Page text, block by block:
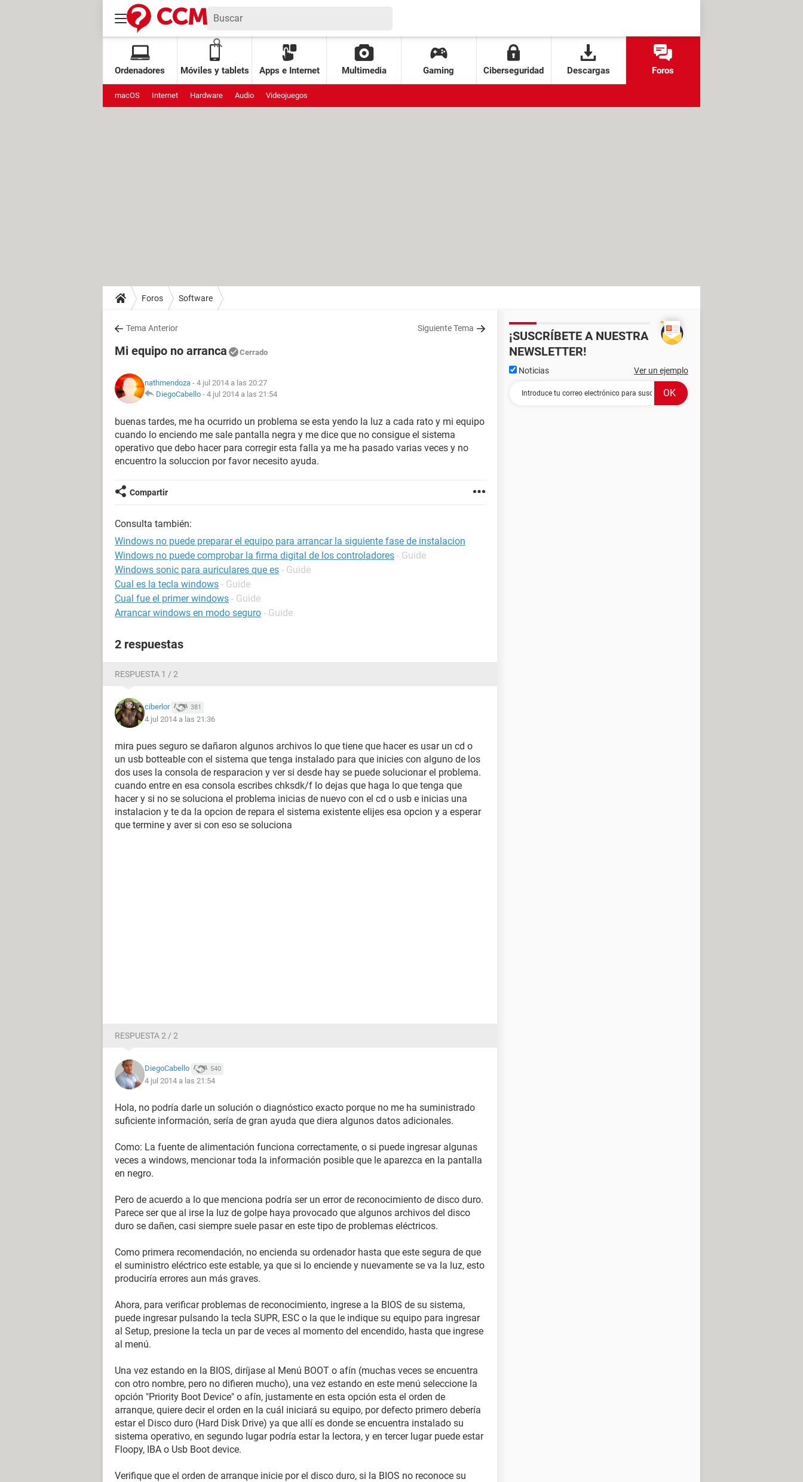
Ordenadores Móviles y tablets Apps e Internet Multimedia Gaming Ciberseguridad Descargas Foros
macOS Internet Hardware Audio Videojuegos
Foros Software
Tema Anterior Siguiente Tema
Mi equipo no arranca Cerrado
nathmendoza - 4 jul 2014 a las 20:27
DiegoCabello - 4 jul 2014 a las 21:54
buenas tardes, me ha ocurrido un problema se esta yendo la luz a cada rato y mi equipo
cuando lo enciendo me sale pantalla negra y me dice que no consigue el sistema
operativo que debo hacer para corregir esta falla ya me ha pasado varias veces y no
encuentro la soluccion por favor necesito ayuda.
Compartir
Consulta también:
Windows no puede preparar el equipo para arrancar la siguiente fase de instalacion
Windows no puede comprobar la firma digital de los controladores - Guide
Windows sonic para auriculares que es - Guide
Cual es la tecla windows - Guide
Cual fue el primer windows - Guide
Arrancar windows en modo seguro - Guide
2 respuestas
RESPUESTA 1 / 2
ciberlor 381
4 jul 2014 a las 21:36
mira pues seguro se dañaron algunos archivos lo que tiene que hacer es usar un cd o
un usb botteable con el sistema que tenga instalado para que inicies con alguno de los
dos uses la consola de resparacion y ver si desde hay se puede solucionar el problema.
cuando entre en esa consola escribes chksdk/f lo dejas que haga lo que tenga que
hacer y si no se soluciona el problema inicias de nuevo con el cd o usb e inicias una
instalacion y te da la opcion de repara el sistema existente elijes esa opcion y a esperar
que termine y aver si con eso se soluciona
RESPUESTA 2 / 2
DiegoCabello 540
4 jul 2014 a las 21:54
Hola, no podría darle un solución o diagnóstico exacto porque no me ha suministrado
suficiente información, sería de gran ayuda que diera algunos datos adicionales.
Como: La fuente de alimentación funciona correctamente, o si puede ingresar algunas
veces a windows, mencionar toda la información posible que le aparezca en la pantalla
en negro.
Pero de acuerdo a lo que menciona podría ser un error de reconocimiento de disco duro.
Parece ser que al irse la luz de golpe haya provocado que algunos archivos del disco
duro se dañen, casi siempre suele pasar en este tipo de problemas eléctricos.
Como primera recomendación, no encienda su ordenador hasta que este segura de que
el suministro eléctrico este estable, ya que si lo enciende y nuevamente se va la luz, esto
produciría errores aun más graves.
Ahora, para verificar problemas de reconocimiento, ingrese a la BIOS de su sistema,
puede ingresar pulsando la tecla SUPR, ESC o la que le indique su equipo para ingresar
al Setup, presione la tecla un par de veces al momento del encendido, hasta que ingrese
al menú.
Una vez estando en la BIOS, diríjase al Menú BOOT o afín (muchas veces se encuentra
con otro nombre, pero no difieren mucho), una vez estando en este menú seleccione la
opción "Priority Boot Device" o afín, justamente en esta opción esta el orden de
arranque, quiere decir el orden en la cuál iniciará su equipo, por defecto primero debería
estar el Disco duro (Hard Disk Drive) ya que allí es donde se encuentra instalado su
sistema operativo, en segundo lugar podría estar la lectora, y en tercer lugar puede estar
Floopy, IBA o Usb Boot device.
Verifique que el orden de arranque inicie por el disco duro, si la BIOS no reconoce su
¡SUSCRÍBETE A NUESTRA
NEWSLETTER!
Noticias Ver un ejemplo